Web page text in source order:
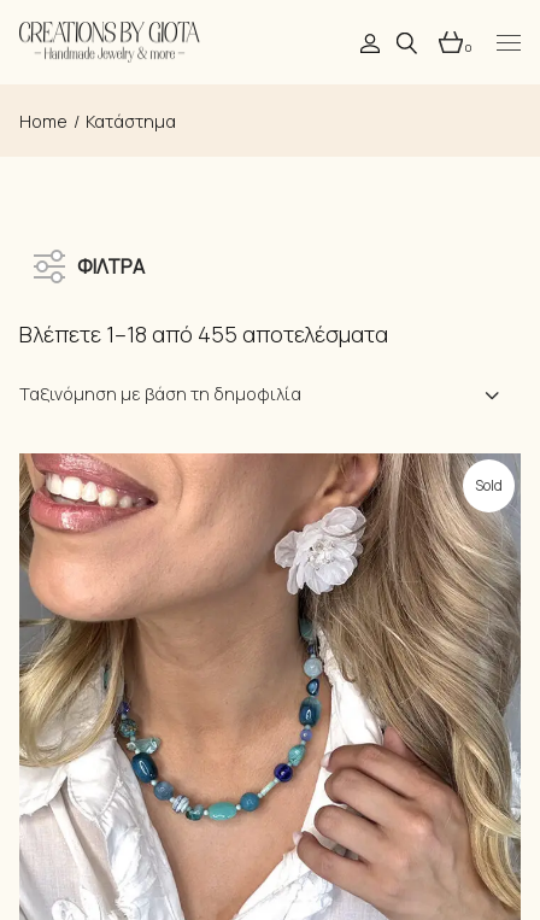
to
the 0
Home Κατάστημα
ΦΙΛΤΡΑ
Βλέπετε 1–18 από 455 αποτελέσματα
Ταξινόμηση με βάση τη δημοφιλία
Sold